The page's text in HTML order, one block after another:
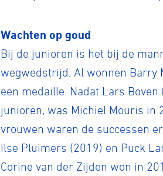
Wachten op goud
Bij de junioren is het bij de
wegwedstrijd. Al wonnen Barry
een medaille. Nadat Lars
junioren, was Michiel Mouris in
vrouwen waren de successen
Ilse Pluimers (2019) en Puck
Corine van der Zijden won in